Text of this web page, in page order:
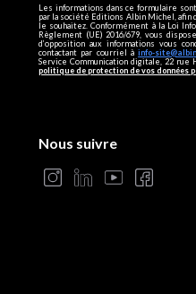
avec les
Les informations dans ce formulaire
par la société Editions Albin Michel,
le souhaitez. Conformément à la Loi
Règlement (UE) 2016/679, vous
d’opposition aux informations vous
contactant par courriel àinfo-
Service Communication digitale, 22 rue
politique de protection de vos données
Nous suivre